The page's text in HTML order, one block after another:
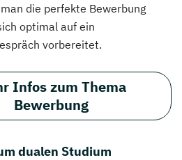
die perfekte Bewerbung
optimal auf ein
vorbereitet.
Infos zum Thema
Bewerbung
dualen Studium